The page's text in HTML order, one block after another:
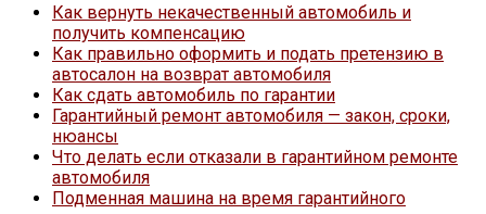
Как вернуть некачественный автомобиль и
получить компенсацию
Как правильно оформить и подать претензию в
автосалон на возврат автомобиля
Как сдать автомобиль по гарантии
Гарантийный ремонт автомобиля — закон, сроки,
нюансы
Что делать если отказали в гарантийном ремонте
автомобиля
Подменная машина на время гарантийного